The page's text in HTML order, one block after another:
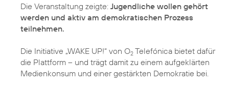
Die Veranstaltung zeigte: Jugendliche wollen gehört
werden und aktiv am demokratischen Prozess
teilnehmen.
Die Initiative „WAKE UP!“ von O2 Telefónica bietet dafür
die Plattform – und trägt damit zu einem aufgeklärten
Medienkonsum und einer gestärkten Demokratie bei.